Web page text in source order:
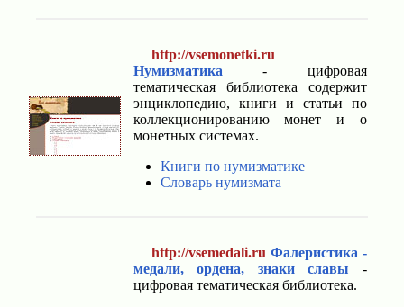
http://vsemonetki.ru
Нумизматика - цифровая
тематическая библиотека содержит
энциклопедию, книги и статьи по
коллекционированию монет и о
монетных системах.
Книги по нумизматике
Словарь нумизмата
http://vsemedali.ru Фалеристика -
медали, ордена, знаки славы -
цифровая тематическая библиотека.